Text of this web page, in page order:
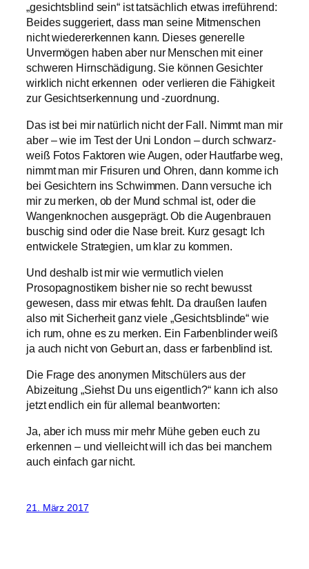
„gesichtsblind sein“ ist tatsächlich etwas irreführend:
Beides suggeriert, dass man seine Mitmenschen
nicht wiedererkennen kann. Dieses generelle
Unvermögen haben aber nur Menschen mit einer
schweren Hirnschädigung. Sie können Gesichter
wirklich nicht erkennen oder verlieren die Fähigkeit
zur Gesichtserkennung und -zuordnung.
Das ist bei mir natürlich nicht der Fall. Nimmt man mir
aber – wie im Test der Uni London – durch schwarz-
weiß Fotos Faktoren wie Augen, oder Hautfarbe weg,
nimmt man mir Frisuren und Ohren, dann komme ich
bei Gesichtern ins Schwimmen. Dann versuche ich
mir zu merken, ob der Mund schmal ist, oder die
Wangenknochen ausgeprägt. Ob die Augenbrauen
buschig sind oder die Nase breit. Kurz gesagt: Ich
entwickele Strategien, um klar zu kommen.
Und deshalb ist mir wie vermutlich vielen
Prosopagnostikern bisher nie so recht bewusst
gewesen, dass mir etwas fehlt. Da draußen laufen
also mit Sicherheit ganz viele „Gesichtsblinde“ wie
ich rum, ohne es zu merken. Ein Farbenblinder weiß
ja auch nicht von Geburt an, dass er farbenblind ist.
Die Frage des anonymen Mitschülers aus der
Abizeitung „Siehst Du uns eigentlich?“ kann ich also
jetzt endlich ein für allemal beantworten:
Ja, aber ich muss mir mehr Mühe geben euch zu
erkennen – und vielleicht will ich das bei manchem
auch einfach gar nicht.
21. März 2017